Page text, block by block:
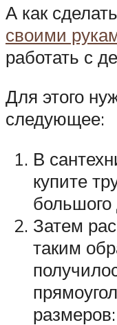
А как
своими
работать с
Для этого
следующее:
В
купите
большого
Затем
таким